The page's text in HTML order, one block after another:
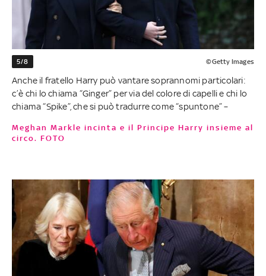
5/8 ©Getty Images
Anche il fratello Harry può vantare soprannomi particolari:
c’è chi lo chiama “Ginger” per via del colore di capelli e chi lo
chiama “Spike”, che si può tradurre come “spuntone” –
Meghan Markle incinta e il Principe Harry insieme al
circo. FOTO